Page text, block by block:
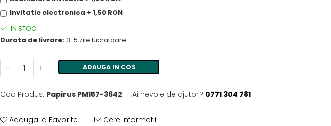
Invitatie electronica + 1,50 RON
IN STOC
Durata de livrare: 3-5 zile lucratoare
ADAUGA IN COS
Cod Produs: Papirus PM157-3642 Ai nevoie de ajutor? 0771 304 781
Adauga la Favorite Cere informatii